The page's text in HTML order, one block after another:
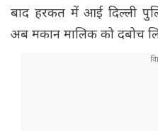
बाद हरकत में आई दिल्ली
अब मकान मालिक को दबोच